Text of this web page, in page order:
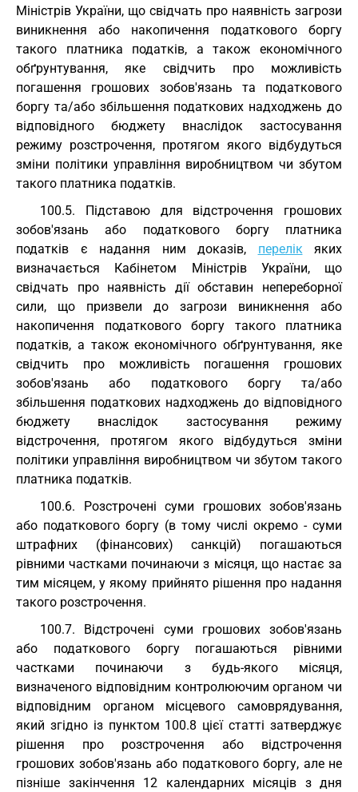
Міністрів України, що свідчать про наявність загрози
виникнення або накопичення податкового боргу
такого платника податків, а також економічного
обґрунтування, яке свідчить про можливість
погашення грошових зобов'язань та податкового
боргу та/або збільшення податкових надходжень до
відповідного бюджету внаслідок застосування
режиму розстрочення, протягом якого відбудуться
зміни політики управління виробництвом чи збутом
такого платника податків.
100.5. Підставою для відстрочення грошових
зобов'язань або податкового боргу платника
податків є надання ним доказів, перелікяких
визначається Кабінетом Міністрів України, що
свідчать про наявність дії обставин непереборної
сили, що призвели до загрози виникнення або
накопичення податкового боргу такого платника
податків, а також економічного обґрунтування, яке
свідчить про можливість погашення грошових
зобов'язань або податкового боргу та/або
збільшення податкових надходжень до відповідного
бюджету внаслідок застосування режиму
відстрочення, протягом якого відбудуться зміни
політики управління виробництвом чи збутом такого
платника податків.
100.6. Розстрочені суми грошових зобов'язань
або податкового боргу (в тому числі окремо - суми
штрафних (фінансових) санкцій) погашаються
рівними частками починаючи з місяця, що настає за
тим місяцем, у якому прийнято рішення про надання
такого розстрочення.
100.7. Відстрочені суми грошових зобов'язань
або податкового боргу погашаються рівними
частками починаючи з будь-якого місяця,
визначеного відповідним контролюючим органом чи
відповідним органом місцевого самоврядування,
який згідно із пунктом 100.8 цієї статті затверджує
рішення про розстрочення або відстрочення
грошових зобов'язань або податкового боргу, але не
пізніше закінчення 12 календарних місяців з дня